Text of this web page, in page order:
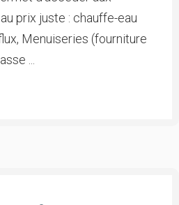
prix juste : chauffe-eau
Menuiseries (fourniture
...